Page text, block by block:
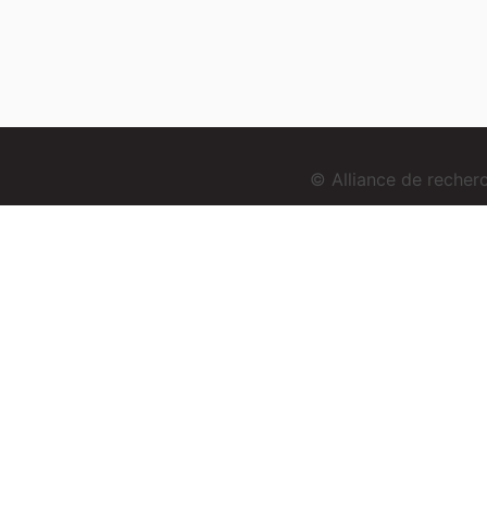
© Alliance de